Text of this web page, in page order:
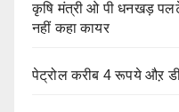
कृषि मंत्री ओ पी धनखड़
नहीं कहा कायर
पेट्रोल करीब 4 रूपये औऱ